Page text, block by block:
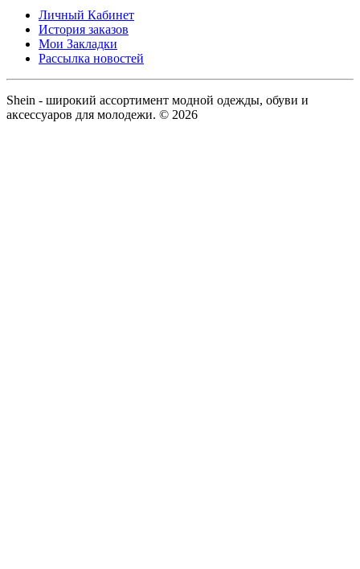
Личный Кабинет
История заказов
Мои Закладки
Рассылка новостей
Shein - широкий ассортимент модной одежды, обуви и
аксессуаров для молодежи. © 2026